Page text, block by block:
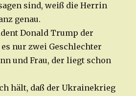
sind, weiß die Herrin
genau.
Donald Trump der
nur zwei Geschlechter
und Frau, der liegt schon
hält, daß der Ukrainekrieg